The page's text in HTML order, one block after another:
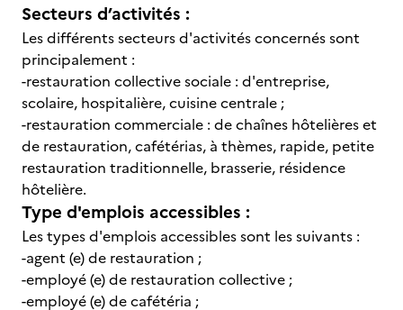
Secteurs d’activités :
Les différents secteurs d'activités concernés sont
principalement :
-restauration collective sociale : d'entreprise,
scolaire, hospitalière, cuisine centrale ;
-restauration commerciale : de chaînes hôtelières et
de restauration, cafétérias, à thèmes, rapide, petite
restauration traditionnelle, brasserie, résidence
hôtelière.
Type d'emplois accessibles :
Les types d'emplois accessibles sont les suivants :
-agent (e) de restauration ;
-employé (e) de restauration collective ;
-employé (e) de cafétéria ;